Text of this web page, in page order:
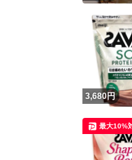
3,680円
最大10%